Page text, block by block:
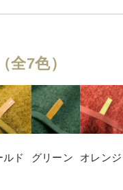
7色）
ルド グリーン オレンジ